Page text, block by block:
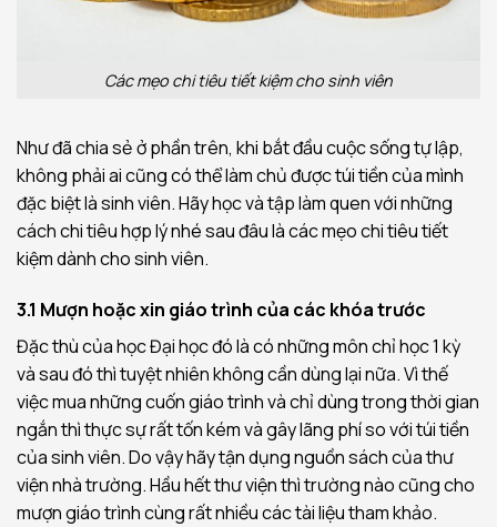
Các mẹo chi tiêu tiết kiệm cho sinh viên
Như đã chia sẻ ở phần trên, khi bắt đầu cuộc sống tự lập,
không phải ai cũng có thể làm chủ được túi tiền của mình
đặc biệt là sinh viên. Hãy học và tập làm quen với những
cách chi tiêu hợp lý nhé sau đâu là các mẹo chi tiêu tiết
kiệm dành cho sinh viên.
3.1 Mượn hoặc xin giáo trình của các khóa trước
Đặc thù của học Đại học đó là có những môn chỉ học 1 kỳ
và sau đó thì tuyệt nhiên không cần dùng lại nữa. Vì thế
việc mua những cuốn giáo trình và chỉ dùng trong thời gian
ngắn thì thực sự rất tốn kém và gây lãng phí so với túi tiền
của sinh viên. Do vậy hãy tận dụng nguồn sách của thư
viện nhà trường. Hầu hết thư viện thì trường nào cũng cho
mượn giáo trình cùng rất nhiều các tài liệu tham khảo.